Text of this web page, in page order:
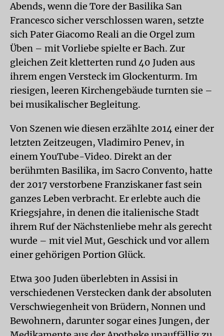
Abends, wenn die Tore der Basilika San
Francesco sicher verschlossen waren, setzte
sich Pater Giacomo Reali an die Orgel zum
Üben – mit Vorliebe spielte er Bach. Zur
gleichen Zeit kletterten rund 40 Juden aus
ihrem engen Versteck im Glockenturm. Im
riesigen, leeren Kirchengebäude turnten sie –
bei musikalischer Begleitung.
Von Szenen wie diesen erzählte 2014 einer der
letzten Zeitzeugen, Vladimiro Penev, in
einem YouTube-Video. Direkt an der
berühmten Basilika, im Sacro Convento, hatte
der 2017 verstorbene Franziskaner fast sein
ganzes Leben verbracht. Er erlebte auch die
Kriegsjahre, in denen die italienische Stadt
ihrem Ruf der Nächstenliebe mehr als gerecht
wurde – mit viel Mut, Geschick und vor allem
einer gehörigen Portion Glück.
Etwa 300 Juden überlebten in Assisi in
verschiedenen Verstecken dank der absoluten
Verschwiegenheit von Brüdern, Nonnen und
Bewohnern, darunter sogar eines Jungen, der